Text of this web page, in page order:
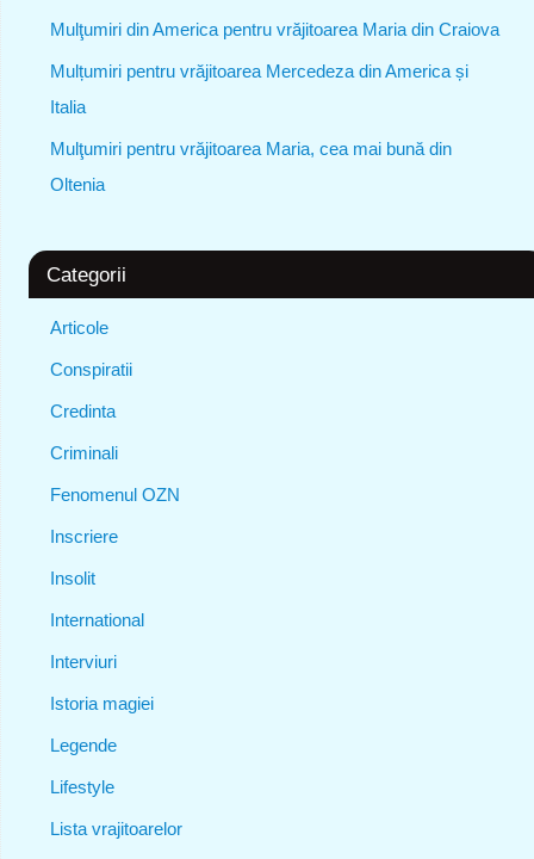
Mulţumiri din America pentru vrăjitoarea Maria din Craiova
Mulțumiri pentru vrăjitoarea Mercedeza din America și
Italia
Mulţumiri pentru vrăjitoarea Maria, cea mai bună din
Oltenia
Categorii
Articole
Conspiratii
Credinta
Criminali
Fenomenul OZN
Inscriere
Insolit
International
Interviuri
Istoria magiei
Legende
Lifestyle
Lista vrajitoarelor